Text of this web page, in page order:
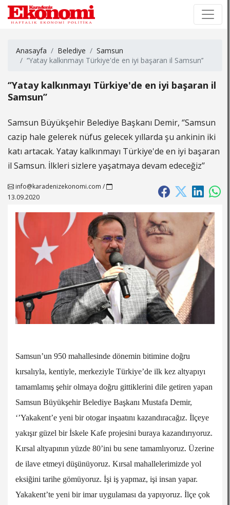
Anasayfa Belediye
Samsun
‘’Yatay kalkınmayı Türkiye'de en iyi başaran il Samsun’’
‘’Yatay kalkınmayı Türkiye'de en iyi başaran il
Samsun’’
Samsun Büyükşehir Belediye Başkanı Demir, ‘’Samsun
cazip hale gelerek nüfus gelecek yıllarda şu ankinin iki
katı artacak. Yatay kalkınmayı Türkiye'de en iyi başaran
il Samsun. İlkleri sizlere yaşatmaya devam edeceğiz’’
info@karadenizekonomi.com /
13.09.2020
Samsun’un 950 mahallesinde dönemin bitimine doğru
kırsalıyla, kentiyle, merkeziyle Türkiye’de ilk kez altyapıyı
tamamlamış şehir olmaya doğru gittiklerini dile getiren yapan
Samsun Büyükşehir Belediye Başkanı Mustafa Demir,
‘’Yakakent’e yeni bir otogar inşaatını kazandıracağız. İlçeye
yakışır güzel bir İskele Kafe projesini buraya kazandırıyoruz.
Kırsal altyapının yüzde 80’ini bu sene tamamlıyoruz. Üzerine
de ilave etmeyi düşünüyoruz. Kırsal mahallelerimizde yol
eksiğini tarihe gömüyoruz. İşi iş yapmaz, işi insan yapar.
Yakakent’te yeni bir imar uygulaması da yapıyoruz. İlçe çok
×
×